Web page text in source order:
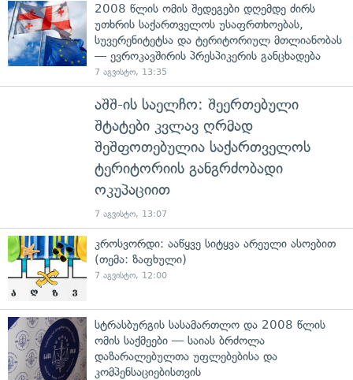
2008 წლის ომის შედეგები დღემდე ძირს
უთხრის საქართველოს უსაფრთხოებას,
სუვერენიტეტსა და ტერიტორიულ მთლიანობას
— ევროკავშირის პრესპიკერის განცხადება
7 აგვისტო, 13:35
აშშ-ის საელჩო: შეერთებული
შტატები კვლავ ღრმად
შეშფოთებულია საქართველოს
ტერიტორიის განგრძობადი
ოკუპაციით
7 აგვისტო, 13:07
კროსვორდი: ააწყვე სიტყვა არეული ასოებით
(თემა: ზაფხული)
7 აგვისტო, 12:00
სტრასბურგის სასამართლო და 2008 წლის
ომის საქმეები — საიას ბრძოლა
დაზარალებულთა უფლებებისა და
კომპენსაციებისთვის